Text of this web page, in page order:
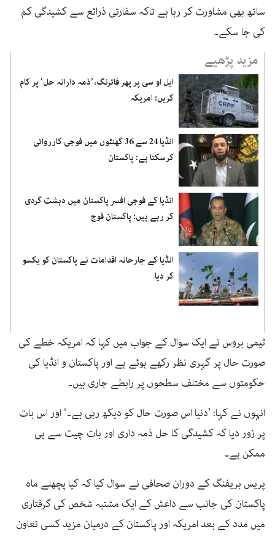
ساتھ بھی مشاورت کر رہا ہے تاکہ سفارتی ذرائع سے کشیدگی کم
کی جا سکے۔
مزید پڑھیے
ایل او سی پر پھر فائرنگ، ’ذمہ دارانہ حل‘ پر کام
کریں: امریکہ
انڈیا 24 سے 36 گھنٹوں میں فوجی کارروائی
کرسکتا ہے: پاکستان
انڈیا کے فوجی افسر پاکستان میں دہشت گردی
کر رہے ہیں: پاکستان فوج
انڈیا کے جارحانہ اقدامات نے پاکستان کو یکسو
کر دیا
ٹیمی بروس نے ایک سوال کے جواب میں کہا کہ امریکہ خطے کی
صورت حال پر گہری نظر رکھے ہوئے ہے اور پاکستان و انڈیا کی
حکومتوں سے مختلف سطحوں پر رابطے جاری ہیں۔
انہوں نے کہا: ’دنیا اس صورت حال کو دیکھ رہی ہے۔‘ اور اس بات
پر زور دیا کہ کشیدگی کا حل ذمہ داری اور بات چیت سے ہی
ممکن ہے۔
پریس بریفنگ کے دوران صحافی نے سوال کیا کہ کیا پچھلے ماہ
پاکستان کی جانب سے داعش کے ایک مشتبہ شخص کی گرفتاری
میں مدد کے بعد امریکہ اور پاکستان کے درمیان مزید کسی تعاون